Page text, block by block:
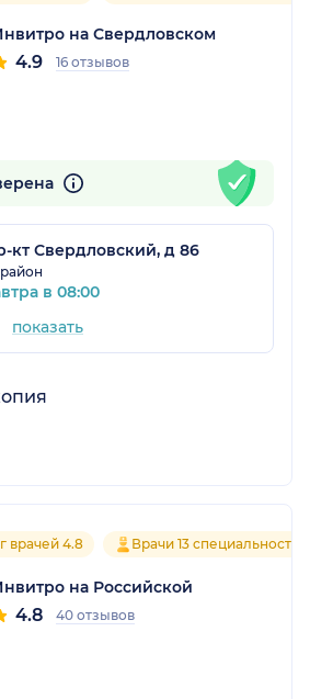
на Свердловском
4.9 16 отзывов
кт Свердловский, д 86
в 08:00
показать
врачей 4.8 Врачи 13 специальностей
на Российской
4.8 40 отзывов